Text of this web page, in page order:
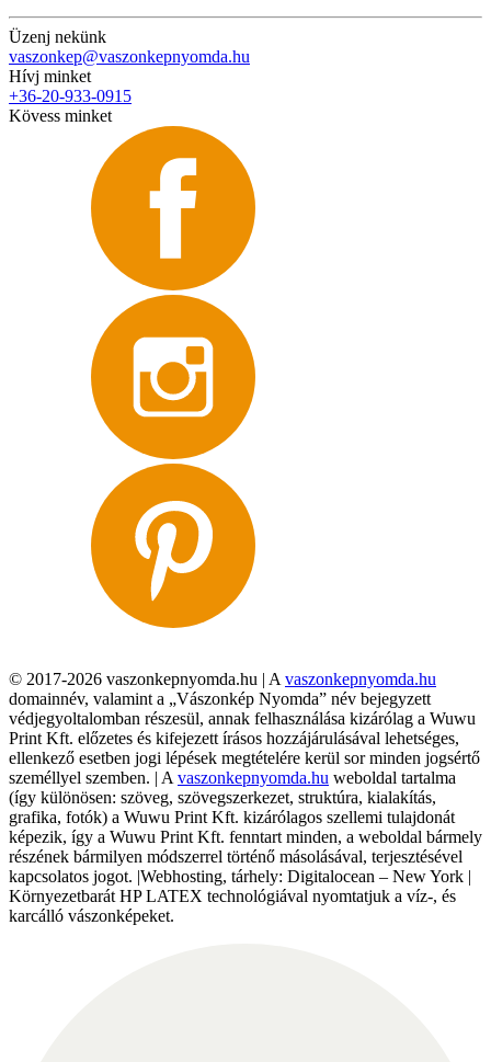
Üzenj nekünk
vaszonkep@vaszonkepnyomda.hu
Hívj minket
+36-20-933-0915
Kövess minket
© 2017-2026 vaszonkepnyomda.hu | A vaszonkepnyomda.hu
domainnév, valamint a „Vászonkép Nyomda” név bejegyzett
védjegyoltalomban részesül, annak felhasználása kizárólag a Wuwu
Print Kft. előzetes és kifejezett írásos hozzájárulásával lehetséges,
ellenkező esetben jogi lépések megtételére kerül sor minden jogsértő
személlyel szemben. | A vaszonkepnyomda.hu weboldal tartalma
(így különösen: szöveg, szövegszerkezet, struktúra, kialakítás,
grafika, fotók) a Wuwu Print Kft. kizárólagos szellemi tulajdonát
képezik, így a Wuwu Print Kft. fenntart minden, a weboldal bármely
részének bármilyen módszerrel történő másolásával, terjesztésével
kapcsolatos jogot. |Webhosting, tárhely: Digitalocean – New York |
Környezetbarát HP LATEX technológiával nyomtatjuk a víz-, és
karcálló vászonképeket.